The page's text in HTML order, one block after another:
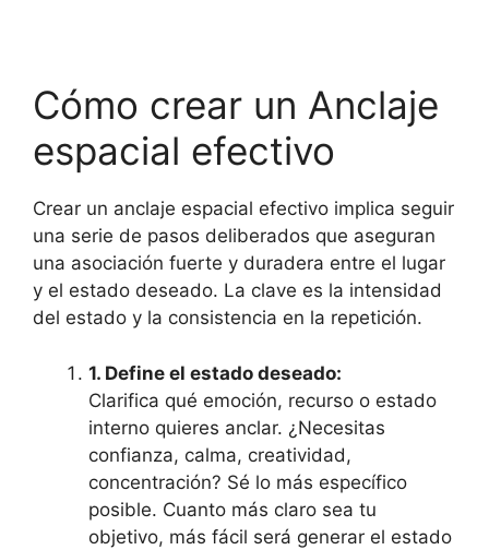
Cómo crear un Anclaje
espacial efectivo
Crear un anclaje espacial efectivo implica seguir
una serie de pasos deliberados que aseguran
una asociación fuerte y duradera entre el lugar
y el estado deseado. La clave es la intensidad
del estado y la consistencia en la repetición.
1. Define el estado deseado:
Clarifica qué emoción, recurso o estado
interno quieres anclar. ¿Necesitas
confianza, calma, creatividad,
concentración? Sé lo más específico
posible. Cuanto más claro sea tu
objetivo, más fácil será generar el estado